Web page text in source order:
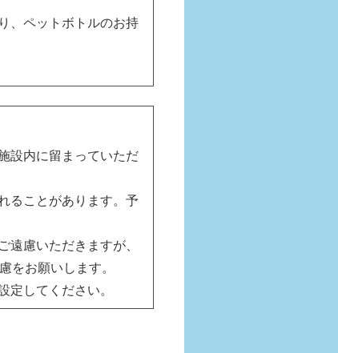
、ペットボトルのお持
設内に留まっていただ
ることがあります。予
遠慮いただきますが、
をお願いします。
定してください。